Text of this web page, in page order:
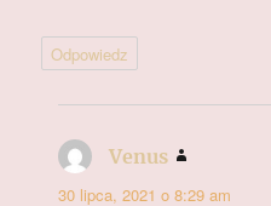
Odpowiedz
Venus
30 lipca, 2021 o 8:29 am